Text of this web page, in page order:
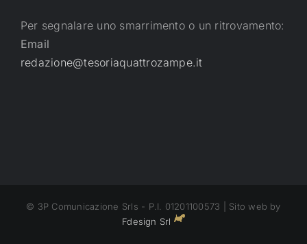
Per segnalare uno smarrimento o un ritrovamento:
Email
redazione@tesoriaquattrozampe.it
© 3P Comunicazione Srls - P.I. 01201100573 | Sito web by
Fdesign Srl